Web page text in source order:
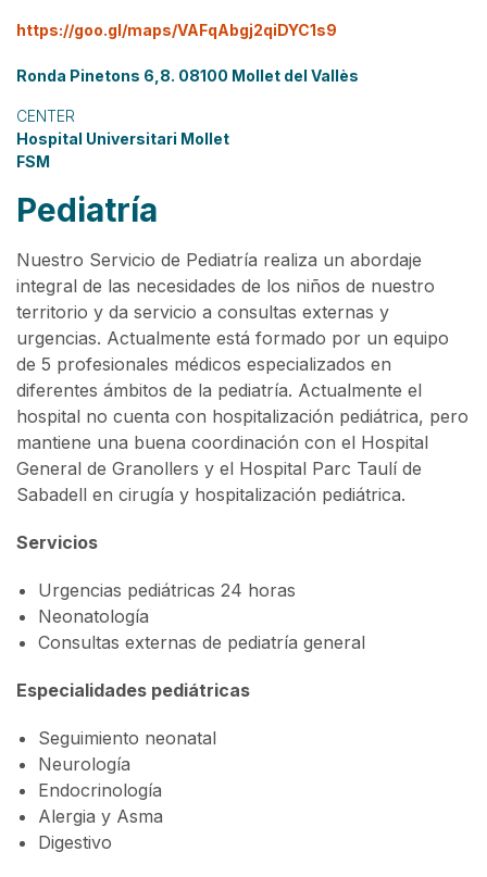
https://goo.gl/maps/VAFqAbgj2qiDYC1s9
Ronda Pinetons 6,8. 08100 Mollet del Vallès
CENTER
Hospital Universitari Mollet
FSM
Pediatría
Nuestro Servicio de Pediatría realiza un abordaje
integral de las necesidades de los niños de nuestro
territorio y da servicio a consultas externas y
urgencias. Actualmente está formado por un equipo
de 5 profesionales médicos especializados en
diferentes ámbitos de la pediatría. Actualmente el
hospital no cuenta con hospitalización pediátrica, pero
mantiene una buena coordinación con el Hospital
General de Granollers y el Hospital Parc Taulí de
Sabadell en cirugía y hospitalización pediátrica.
Servicios
Urgencias pediátricas 24 horas
Neonatología
Consultas externas de pediatría general
Especialidades pediátricas
Seguimiento neonatal
Neurología
Endocrinología
Alergia y Asma
Digestivo